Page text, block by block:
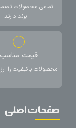
تمامی محصولات
برند دارند
قیمت مناسب
محصولات باکیفیت را
صفحات اصلی